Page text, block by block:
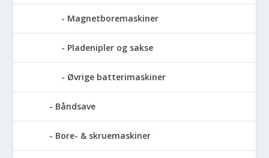
Magnetboremaskiner
Pladenipler og sakse
Øvrige batterimaskiner
Båndsave
Bore- & skruemaskiner